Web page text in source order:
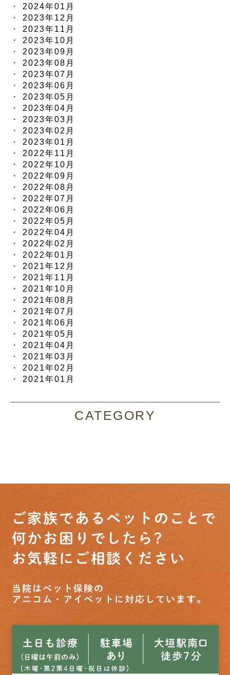
2024年01月
2023年12月
2023年11月
2023年10月
2023年09月
2023年08月
2023年07月
2023年06月
2023年05月
2023年04月
2023年03月
2023年02月
2023年01月
2022年11月
2022年10月
2022年09月
2022年08月
2022年07月
2022年06月
2022年05月
2022年04月
2022年02月
2022年01月
2021年12月
2021年11月
2021年10月
2021年08月
2021年07月
2021年06月
2021年05月
2021年04月
2021年03月
2021年02月
2021年01月
CATEGORY
ご家族であるペットのことで
何かお困りでしたら?
お気軽にご相談ください
当院はペット保険の
アニコム・アイペットに対応しています。